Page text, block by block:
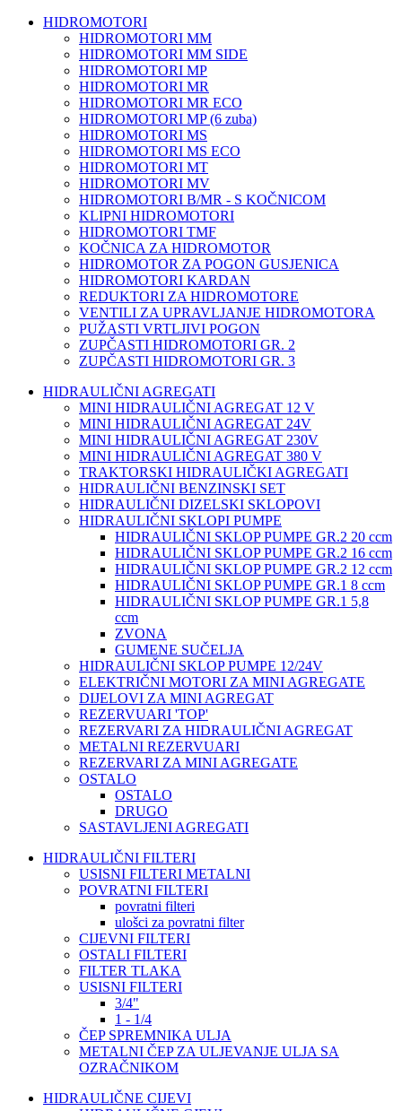
HIDROMOTORI
HIDROMOTORI MM
HIDROMOTORI MM SIDE
HIDROMOTORI MP
HIDROMOTORI MR
HIDROMOTORI MR ECO
HIDROMOTORI MP (6 zuba)
HIDROMOTORI MS
HIDROMOTORI MS ECO
HIDROMOTORI MT
HIDROMOTORI MV
HIDROMOTORI B/MR - S KOČNICOM
KLIPNI HIDROMOTORI
HIDROMOTORI TMF
KOČNICA ZA HIDROMOTOR
HIDROMOTOR ZA POGON GUSJENICA
HIDROMOTORI KARDAN
REDUKTORI ZA HIDROMOTORE
VENTILI ZA UPRAVLJANJE HIDROMOTORA
PUŽASTI VRTLJIVI POGON
ZUPČASTI HIDROMOTORI GR. 2
ZUPČASTI HIDROMOTORI GR. 3
HIDRAULIČNI AGREGATI
MINI HIDRAULIČNI AGREGAT 12 V
MINI HIDRAULIČNI AGREGAT 24V
MINI HIDRAULIČNI AGREGAT 230V
MINI HIDRAULIČNI AGREGAT 380 V
TRAKTORSKI HIDRAULIČKI AGREGATI
HIDRAULIČNI BENZINSKI SET
HIDRAULIČNI DIZELSKI SKLOPOVI
HIDRAULIČNI SKLOPI PUMPE
HIDRAULIČNI SKLOP PUMPE GR.2 20 ccm
HIDRAULIČNI SKLOP PUMPE GR.2 16 ccm
HIDRAULIČNI SKLOP PUMPE GR.2 12 ccm
HIDRAULIČNI SKLOP PUMPE GR.1 8 ccm
HIDRAULIČNI SKLOP PUMPE GR.1 5,8
ccm
ZVONA
GUMENE SUČELJA
HIDRAULIČNI SKLOP PUMPE 12/24V
ELEKTRIČNI MOTORI ZA MINI AGREGATE
DIJELOVI ZA MINI AGREGAT
REZERVUARI 'TOP'
REZERVARI ZA HIDRAULIČNI AGREGAT
METALNI REZERVUARI
REZERVARI ZA MINI AGREGATE
OSTALO
OSTALO
DRUGO
SASTAVLJENI AGREGATI
HIDRAULIČNI FILTERI
USISNI FILTERI METALNI
POVRATNI FILTERI
povratni filteri
ulošci za povratni filter
CIJEVNI FILTERI
OSTALI FILTERI
FILTER TLAKA
USISNI FILTERI
3/4"
1 - 1/4
ČEP SPREMNIKA ULJA
METALNI ČEP ZA ULJEVANJE ULJA SA
OZRAČNIKOM
HIDRAULIČNE CIJEVI